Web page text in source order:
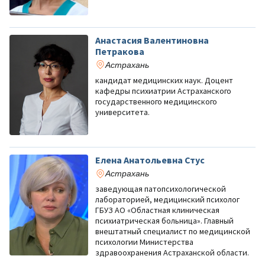
Анастасия Валентиновна
Петракова
Астрахань
кандидат медицинских наук. Доцент
кафедры психиатрии Астраханского
государственного медицинского
университета.
Елена Анатольевна Стус
Астрахань
заведующая патопсихологической
лабораторией, медицинский психолог
ГБУЗ АО «Областная клиническая
психиатрическая больница». Главный
внештатный специалист по медицинской
психологии Министерства
здравоохранения Астраханской области.